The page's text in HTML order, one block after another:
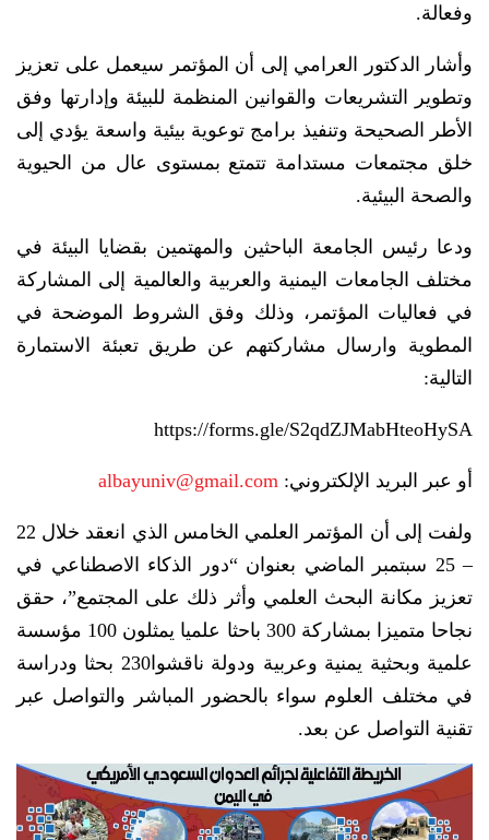
وفعالة.
وأشار الدكتور العرامي إلى أن المؤتمر سيعمل على تعزيز
وتطوير التشريعات والقوانين المنظمة للبيئة وإدارتها وفق
الأطر الصحيحة وتنفيذ برامج توعوية بيئية واسعة يؤدي إلى
خلق مجتمعات مستدامة تتمتع بمستوى عال من الحيوية
والصحة البيئية.
ودعا رئيس الجامعة الباحثين والمهتمين بقضايا البيئة في
مختلف الجامعات اليمنية والعربية والعالمية إلى المشاركة
في فعاليات المؤتمر، وذلك وفق الشروط الموضحة في
المطوية وارسال مشاركتهم عن طريق تعبئة الاستمارة
التالية:
https://forms.gle/S2qdZJMabHteoHySA
أو عبر البريد الإلكتروني: albayuniv@gmail.com
ولفت إلى أن المؤتمر العلمي الخامس الذي انعقد خلال 22
– 25 سبتمبر الماضي بعنوان “دور الذكاء الاصطناعي في
تعزيز مكانة البحث العلمي وأثر ذلك على المجتمع”، حقق
نجاحا متميزا بمشاركة 300 باحثا علميا يمثلون 100 مؤسسة
علمية وبحثية يمنية وعربية ودولة ناقشوا230 بحثا ودراسة
في مختلف العلوم سواء بالحضور المباشر والتواصل عبر
تقنية التواصل عن بعد.